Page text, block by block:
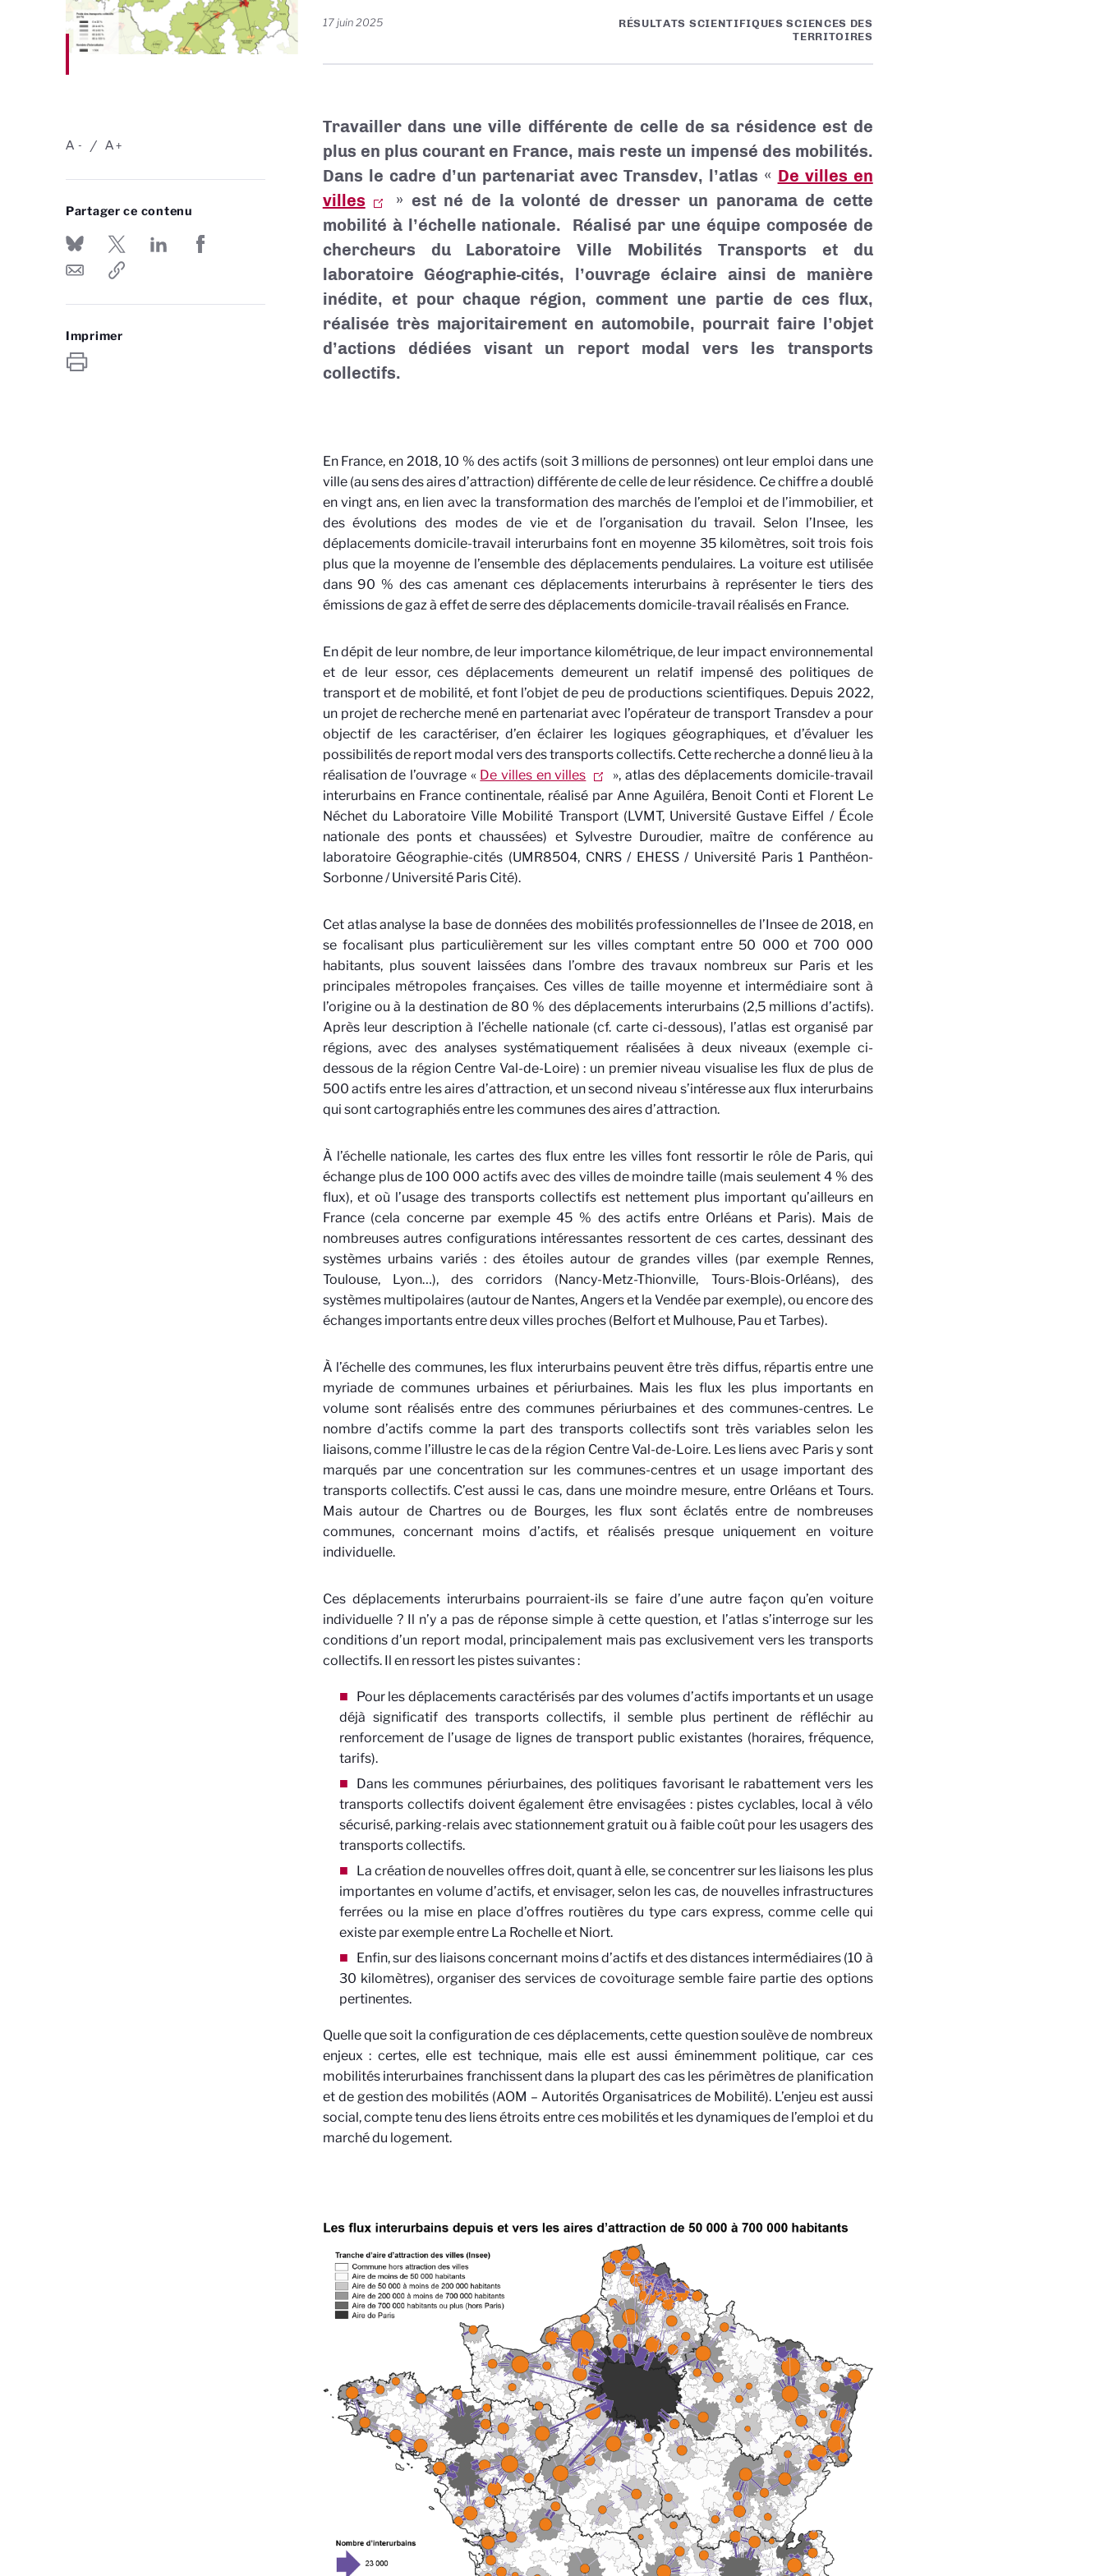
-
A +
A
Partager ce contenu
Imprimer
17 juin 2025
RÉSULTATS SCIENTIFIQUES SCIENCES DES
TERRITOIRES
Travailler dans une ville différente de celle de sa résidence est de
plus en plus courant en France, mais reste un impensé des mobilités.
Dans le cadre d’un partenariat avec Transdev, l’atlas « De villes en
villes
» est né de la volonté de dresser un panorama de cette
mobilité à l’échelle nationale.
Réalisé par une équipe composée de
chercheurs du Laboratoire Ville Mobilités Transports et du
laboratoire Géographie-cités, l’ouvrage éclaire ainsi de manière
inédite, et pour chaque région, comment une partie de ces flux,
réalisée très majoritairement en automobile, pourrait faire l’objet
d’actions dédiées visant un report modal vers les transports
collectifs.
En France, en 2018, 10 % des actifs (soit 3 millions de personnes) ont leur emploi dans une
ville (au sens des aires d’attraction) différente de celle de leur résidence. Ce chiffre a doublé
en vingt ans, en lien avec la transformation des marchés de l’emploi et de l’immobilier, et
des évolutions des modes de vie et de l’organisation du travail. Selon l’Insee, les
déplacements domicile-travail interurbains font en moyenne 35 kilomètres, soit trois fois
plus que la moyenne de l’ensemble des déplacements pendulaires. La voiture est utilisée
dans 90 % des cas amenant ces déplacements interurbains à représenter le tiers des
émissions de gaz à effet de serre des déplacements domicile-travail réalisés en France.
En dépit de leur nombre, de leur importance kilométrique, de leur impact environnemental
et de leur essor, ces déplacements demeurent un relatif impensé des politiques de
transport et de mobilité, et font l’objet de peu de productions scientifiques. Depuis 2022,
un projet de recherche mené en partenariat avec l’opérateur de transport Transdev a pour
objectif de les caractériser, d’en éclairer les logiques géographiques, et d’évaluer les
possibilités de report modal vers des transports collectifs. Cette recherche a donné lieu à la
réalisation de l’ouvrage « De villes en villes
», atlas des déplacements domicile-travail
interurbains en France continentale, réalisé par Anne Aguiléra, Benoit Conti et Florent Le
Néchet du Laboratoire Ville Mobilité Transport (LVMT, Université Gustave Eiffel / École
nationale des ponts et chaussées) et Sylvestre Duroudier, maître de conférence au
laboratoire Géographie-cités (UMR8504, CNRS / EHESS / Université Paris 1 Panthéon-
Sorbonne / Université Paris Cité).
Cet atlas analyse la base de données des mobilités professionnelles de l’Insee de 2018, en
se focalisant plus particulièrement sur les villes comptant entre 50 000 et 700 000
habitants, plus souvent laissées dans l’ombre des travaux nombreux sur Paris et les
principales métropoles françaises. Ces villes de taille moyenne et intermédiaire sont à
l’origine ou à la destination de 80 % des déplacements interurbains (2,5 millions d’actifs).
Après leur description à l’échelle nationale (cf. carte ci-dessous), l’atlas est organisé par
régions, avec des analyses systématiquement réalisées à deux niveaux (exemple ci-
dessous de la région Centre Val-de-Loire) : un premier niveau visualise les flux de plus de
500 actifs entre les aires d’attraction, et un second niveau s’intéresse aux flux interurbains
qui sont cartographiés entre les communes des aires d’attraction.
À l’échelle nationale, les cartes des flux entre les villes font ressortir le rôle de Paris, qui
échange plus de 100 000 actifs avec des villes de moindre taille (mais seulement 4 % des
flux), et où l’usage des transports collectifs est nettement plus important qu’ailleurs en
France (cela concerne par exemple 45 % des actifs entre Orléans et Paris). Mais de
nombreuses autres configurations intéressantes ressortent de ces cartes, dessinant des
systèmes urbains variés : des étoiles autour de grandes villes (par exemple Rennes,
Toulouse, Lyon…), des corridors (Nancy-Metz-Thionville, Tours-Blois-Orléans), des
systèmes multipolaires (autour de Nantes, Angers et la Vendée par exemple), ou encore des
échanges importants entre deux villes proches (Belfort et Mulhouse, Pau et Tarbes).
À l’échelle des communes, les flux interurbains peuvent être très diffus, répartis entre une
myriade de communes urbaines et périurbaines. Mais les flux les plus importants en
volume sont réalisés entre des communes périurbaines et des communes-centres. Le
nombre d’actifs comme la part des transports collectifs sont très variables selon les
liaisons, comme l’illustre le cas de la région Centre Val-de-Loire. Les liens avec Paris y sont
marqués par une concentration sur les communes-centres et un usage important des
transports collectifs. C’est aussi le cas, dans une moindre mesure, entre Orléans et Tours.
Mais autour de Chartres ou de Bourges, les flux sont éclatés entre de nombreuses
communes, concernant moins d’actifs, et réalisés presque uniquement en voiture
individuelle.
Ces déplacements interurbains pourraient-ils se faire d’une autre façon qu’en voiture
individuelle ? Il n’y a pas de réponse simple à cette question, et l’atlas s’interroge sur les
conditions d’un report modal, principalement mais pas exclusivement vers les transports
collectifs. Il en ressort les pistes suivantes :
Pour les déplacements caractérisés par des volumes d’actifs importants et un usage
déjà significatif des transports collectifs, il semble plus pertinent de réfléchir au
renforcement de l’usage de lignes de transport public existantes (horaires, fréquence,
tarifs).
Dans les communes périurbaines, des politiques favorisant le rabattement vers les
transports collectifs doivent également être envisagées : pistes cyclables, local à vélo
sécurisé, parking-relais avec stationnement gratuit ou à faible coût pour les usagers des
transports collectifs.
La création de nouvelles offres doit, quant à elle, se concentrer sur les liaisons les plus
importantes en volume d’actifs, et envisager, selon les cas, de nouvelles infrastructures
ferrées ou la mise en place d’offres routières du type cars express, comme celle qui
existe par exemple entre La Rochelle et Niort.
Enfin, sur des liaisons concernant moins d’actifs et des distances intermédiaires (10 à
30 kilomètres), organiser des services de covoiturage semble faire partie des options
pertinentes.
Quelle que soit la configuration de ces déplacements, cette question soulève de nombreux
enjeux : certes, elle est technique, mais elle est aussi éminemment politique, car ces
mobilités interurbaines franchissent dans la plupart des cas les périmètres de planification
et de gestion des mobilités (AOM – Autorités Organisatrices de Mobilité). L’enjeu est aussi
social, compte tenu des liens étroits entre ces mobilités et les dynamiques de l’emploi et du
marché du logement.